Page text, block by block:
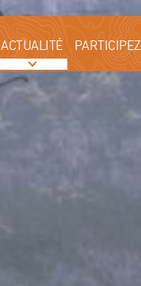
ACTUALITÉ PARTICIPEZ